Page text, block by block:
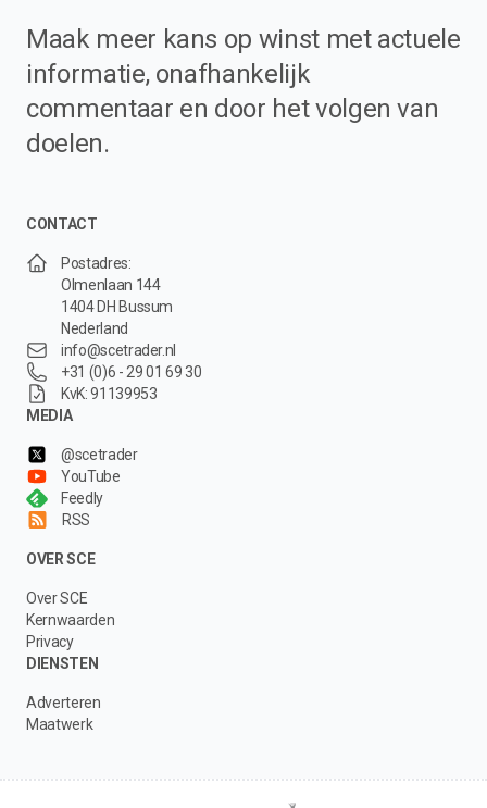
Maak meer kans op winst met actuele
informatie, onafhankelijk
commentaar en door het volgen van
doelen.
CONTACT
Postadres:
Olmenlaan 144
1404 DH Bussum
Nederland
info@scetrader.nl
+31 (0)6 - 29 01 69 30
KvK: 91139953
MEDIA
@scetrader
YouTube
Feedly
RSS
OVER SCE
Over SCE
Kernwaarden
Privacy
DIENSTEN
Adverteren
Maatwerk